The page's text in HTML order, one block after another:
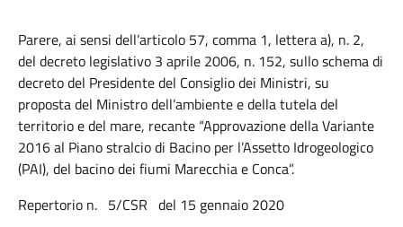
Parere, ai sensi dell’articolo 57, comma 1, lettera a), n. 2,
del decreto legislativo 3 aprile 2006, n. 152, sullo schema di
decreto del Presidente del Consiglio dei Ministri, su
proposta del Ministro dell’ambiente e della tutela del
territorio e del mare, recante “Approvazione della Variante
2016 al Piano stralcio di Bacino per l’Assetto Idrogeologico
(PAI), del bacino dei fiumi Marecchia e Conca”.
Repertorio n. 5/CSR del 15 gennaio 2020